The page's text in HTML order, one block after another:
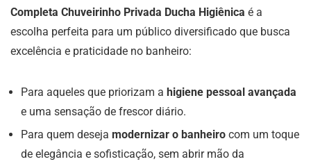
Completa Chuveirinho Privada Ducha Higiênica é a
escolha perfeita para um público diversificado que busca
excelência e praticidade no banheiro:
Para aqueles que priorizam a higiene pessoal avançada
e uma sensação de frescor diário.
Para quem deseja modernizar o banheiro com um toque
de elegância e sofisticação, sem abrir mão da